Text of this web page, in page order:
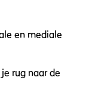
en mediale
rug naar de